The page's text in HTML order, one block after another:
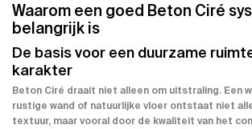
Waarom een goed Beton Ciré
belangrijk is
De basis voor een duurzame
karakter
Beton Ciré draait niet alleen om uitstraling. Een
rustige wand of natuurlijke vloer ontstaat niet
textuur, maar vooral door de kwaliteit van het